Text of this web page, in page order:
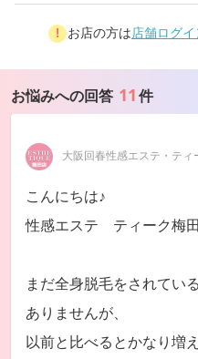
お店の方は店舗ログイ
お悩みへの回答 11件
大阪回春性感エステ・ティ
こんにちは♪
性感エステ ティーク梅
まだ全身脱毛をされてい
ありませんが、
以前と比べるとかなり増